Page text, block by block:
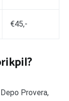
€45,-
Provera,